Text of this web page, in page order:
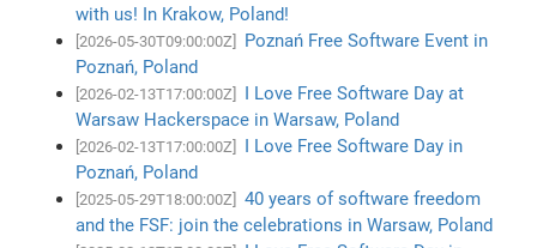
with us! In Krakow, Poland!
[2026-05-30T09:00:00Z]
Poznań Free Software Event in
Poznań, Poland
[2026-02-13T17:00:00Z]
I Love Free Software Day at
Warsaw Hackerspace in Warsaw, Poland
[2026-02-13T17:00:00Z]
I Love Free Software Day in
Poznań, Poland
[2025-05-29T18:00:00Z]
40 years of software freedom
and the FSF: join the celebrations in Warsaw, Poland